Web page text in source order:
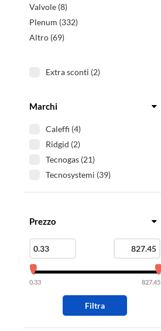
Valvole (8)
Plenum (332)
Altro (69)
Extra sconti (2)
Marchi
Caleffi (4)
Ridgid (2)
Tecnogas (21)
Tecnosystemi (39)
Prezzo
0.33 827.45
Filtra